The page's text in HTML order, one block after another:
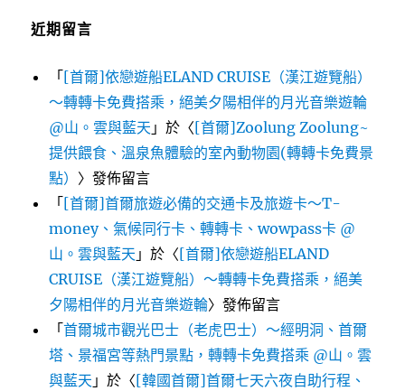
近期留言
「[首爾]依戀遊船ELAND CRUISE（漢江遊覽船）
～轉轉卡免費搭乘，絕美夕陽相伴的月光音樂遊輪
@山。雲與藍天 」於〈[首爾]Zoolung Zoolung~
提供餵食、溫泉魚體驗的室內動物園(轉轉卡免費景
點） 〉發佈留言
「[首爾]首爾旅遊必備的交通卡及旅遊卡～T-
money、氣候同行卡、轉轉卡、wowpass卡 @
山。雲與藍天 」於〈[首爾]依戀遊船ELAND
CRUISE（漢江遊覽船）～轉轉卡免費搭乘，絕美
夕陽相伴的月光音樂遊輪〉發佈留言
「首爾城市觀光巴士（老虎巴士）～經明洞、首爾
塔、景福宮等熱門景點，轉轉卡免費搭乘 @山。雲
與藍天 」於〈[韓國首爾]首爾七天六夜自助行程、